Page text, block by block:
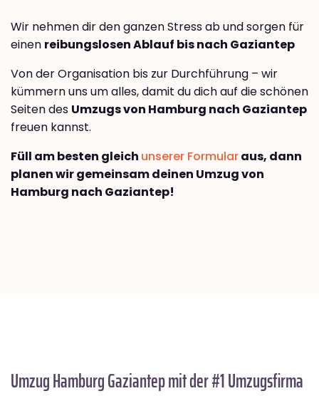
Wir nehmen dir den ganzen Stress ab und sorgen für
einen reibungslosen Ablauf bis nach Gaziantep
Von der Organisation bis zur Durchführung – wir
kümmern uns um alles, damit du dich auf die schönen
Seiten des Umzugs von Hamburg nach Gaziantep
freuen kannst.
Füll am besten gleich unserer Formularaus, dann
planen wir gemeinsam deinen Umzug von
Hamburg nach Gaziantep!
Umzug HamburgGaziantepmit der #1 Umzugsfirma